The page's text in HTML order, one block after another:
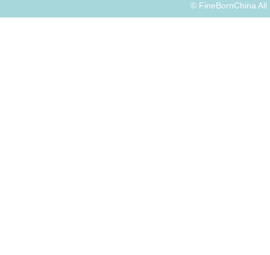
© FineBornChina